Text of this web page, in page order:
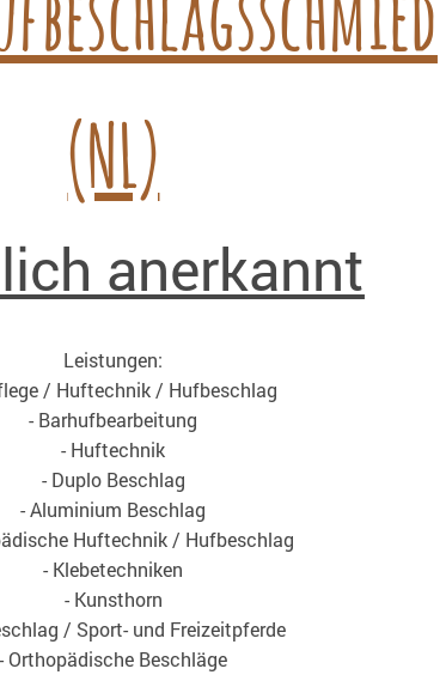
(NL)
anerkannt
Leistungen:
/ Huftechnik / Hufbeschlag
- Barhufbearbeitung
- Huftechnik
- Duplo Beschlag
- Aluminium Beschlag
Huftechnik / Hufbeschlag
- Klebetechniken
- Kunsthorn
/ Sport- und Freizeitpferde
- Orthopädische Beschläge